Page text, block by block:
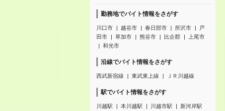
勤務地でバイト情報をさがす
川口市 越谷市 春日部市 所沢市
戸
田市
草加市 熊谷市 比企郡
上尾市
和光市
沿線でバイト情報をさがす
西武新宿線 東武東上線 ＪＲ川越線
駅でバイト情報をさがす
川越駅 本川越駅 川越市駅
新河岸駅